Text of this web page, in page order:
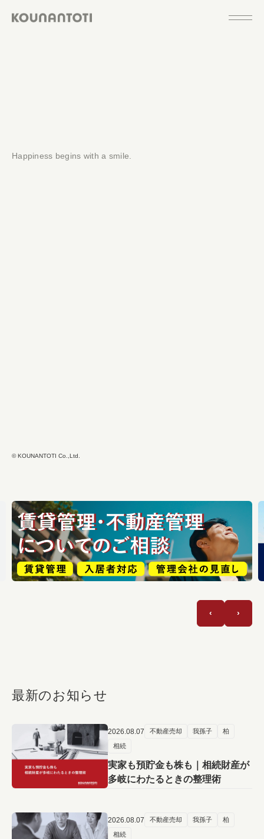
Happiness begins with a smile.
© KOUNANTOTI Co.,Ltd.
‹ ›
最新のお知らせ
2026.08.07 不動産売却 我孫子 柏
相続
実家も預貯金も株も｜相続財産が
多岐にわたるときの整理術
2026.08.07 不動産売却 我孫子 柏
相続